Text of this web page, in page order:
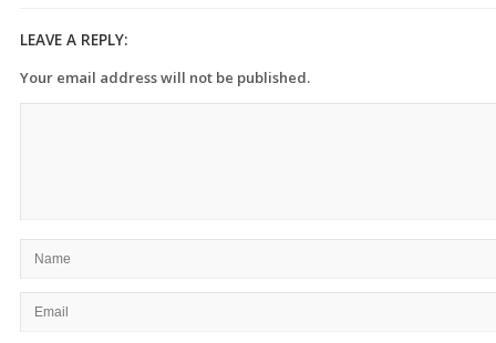
LEAVE A REPLY:
Your email address will not be published.